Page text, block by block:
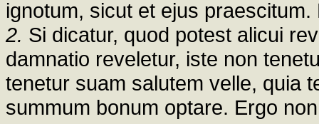
ignotum, sicut et ejus
2. Si dicatur, quod potest alicui
damnatio reveletur, iste non
tenetur suam salutem velle, quia
summum bonum optare. Ergo